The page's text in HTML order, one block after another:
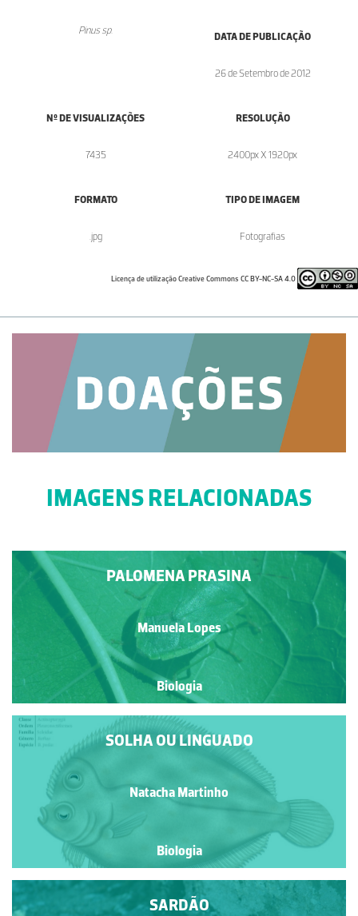
Pinus sp.
DATA DE PUBLICAÇÃO
26 de Setembro de 2012
Nº DE VISUALIZAÇÕES
7435
RESOLUÇÃO
2400px X 1920px
FORMATO
.jpg
TIPO DE IMAGEM
Fotografias
Licença de utilização Creative Commons CC BY-NC-SA 4.0
IMAGENS RELACIONADAS
PALOMENA PRASINA
Manuela Lopes
Biologia
SOLHA OU LINGUADO
Natacha Martinho
Biologia
SARDÃO